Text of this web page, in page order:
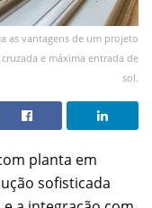
as vantagens de um projeto
e máxima entrada de
sol.
planta em
sofisticada